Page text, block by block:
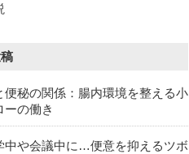
便秘の関係：腸内環境を整える小
ーの働き
中や会議中に…便意を抑えるツボ